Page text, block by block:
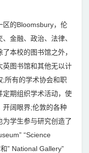
区的Bloomsbury，伦
金融、政治、法律、
本校的图书馆之外，
英图书馆和其他无以计
所有的学术协会和职
定期组织学术活动，使
开阔眼界;伦敦的各种
学生参与研究创造了
“Science
” National Gallery”